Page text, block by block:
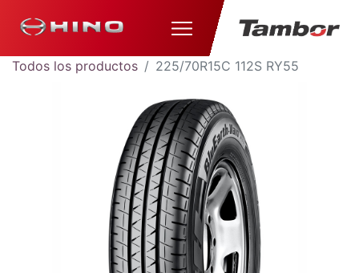
Todos los productos 225/70R15C 112S RY55